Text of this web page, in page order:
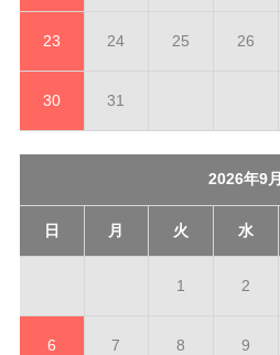
23 24 25 26
30 31
2026年9月
日 月 火 水
1 2
6 7 8 9